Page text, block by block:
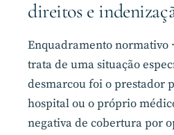
direitos e
Enquadramento normativo
trata de uma situação
desmarcou foi o prestador
hospital ou o próprio
negativa de cobertura por